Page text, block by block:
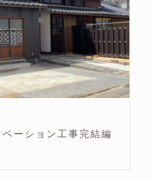
ベーション工事完結編